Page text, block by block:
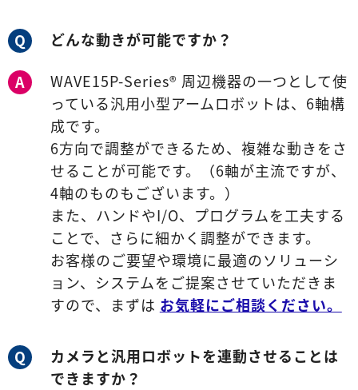
Q
どんな動きが可能ですか？
A
WAVE15P-Series® 周辺機器の一つとして使
っている汎用小型アームロボットは、6軸構
成です。
6方向で調整ができるため、複雑な動きをさ
せることが可能です。（6軸が主流ですが、
4軸のものもございます。）
また、ハンドやI/O、プログラムを工夫する
ことで、さらに細かく調整ができます。
お客様のご要望や環境に最適のソリューシ
ョン、システムをご提案させていただきま
すので、まずは お気軽にご相談ください。
Q
カメラと汎用ロボットを連動させることは
できますか？